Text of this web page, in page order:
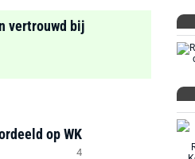
vertrouwd bij
op WK
4